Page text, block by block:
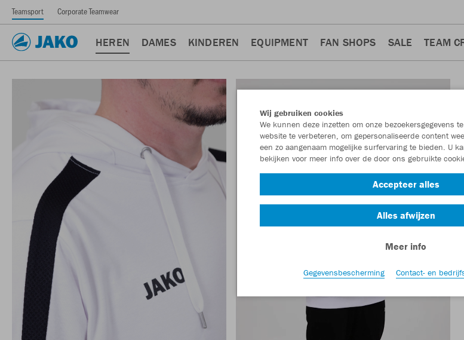
Teamsport Corporate Teamwear
HEREN DAMES KINDEREN EQUIPMENT FAN SHOPS SALE TEAM
Wij gebruiken cookies
We kunnen deze inzetten om onze bezoekersgegevens
website te verbeteren, om gepersonaliseerde content
een zo aangenaam mogelijke surfervaring te bieden. U
bekijken voor meer info over de door ons gebruikte
Accepteer alles
Alles afwijzen
Meer info
Gegevensbescherming Contact- en